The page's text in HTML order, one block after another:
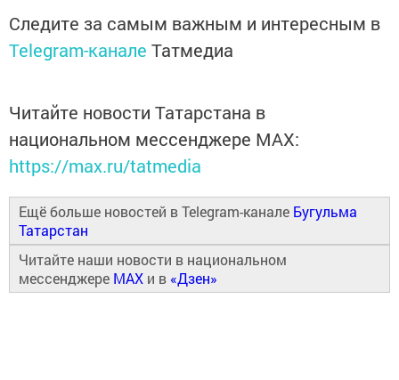
Следите за самым важным и интересным в
Telegram-канале Татмедиа
Читайте новости Татарстана в
национальном мессенджере MАХ:
https://max.ru/tatmedia
Ещё больше новостей в Telegram-канале Бугульма
Татарстан
Читайте наши новости в национальном
мессенджере MAX и в «Дзен»